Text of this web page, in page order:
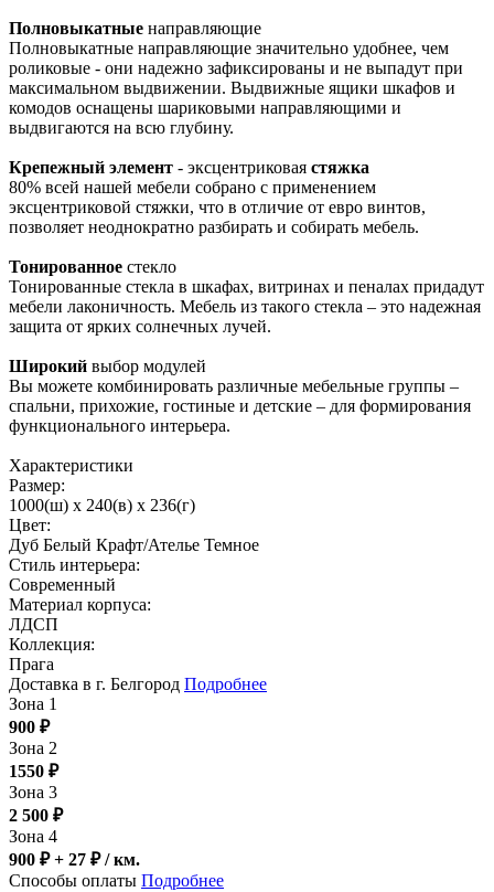
Полновыкатные направляющие
Полновыкатные направляющие значительно удобнее, чем
роликовые - они надежно зафиксированы и не выпадут при
максимальном выдвижении. Выдвижные ящики шкафов и
комодов оснащены шариковыми направляющими и
выдвигаются на всю глубину.
Крепежный элемент - эксцентриковая стяжка
80% всей нашей мебели собрано с применением
эксцентриковой стяжки, что в отличие от евро винтов,
позволяет неоднократно разбирать и собирать мебель.
Тонированное стекло
Тонированные стекла в шкафах, витринах и пеналах придадут
мебели лаконичность. Мебель из такого стекла – это надежная
защита от ярких солнечных лучей.
Широкий выбор модулей
Вы можете комбинировать различные мебельные группы –
спальни, прихожие, гостиные и детские – для формирования
функционального интерьера.
Характеристики
Размер:
1000(ш) x 240(в) x 236(г)
Цвет:
Дуб Белый Крафт/Ателье Темное
Стиль интерьера:
Современный
Материал корпуса:
ЛДСП
Коллекция:
Прага
Доставка в г. Белгород Подробнее
Зона 1
900 ₽
Зона 2
1550 ₽
Зона 3
2 500 ₽
Зона 4
900 ₽ + 27 ₽/ км.
Способы оплаты Подробнее